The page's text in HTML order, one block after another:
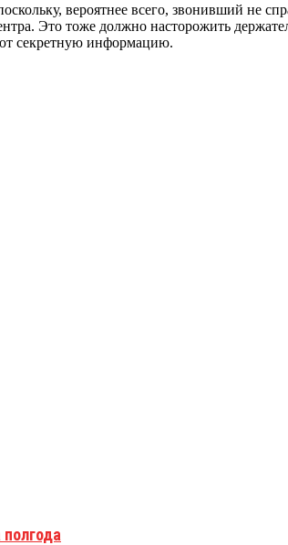
вероятнее всего, звонивший не
Это тоже должно насторожить
секретную информацию.